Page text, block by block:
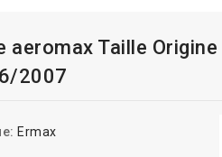
aeromax Taille
2007
Ermax